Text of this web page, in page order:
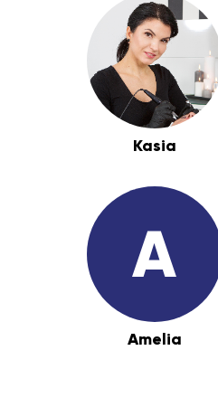
Kasia
A
Amelia